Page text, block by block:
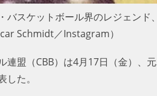
バスケットボール界のレジェン
Schmidt／Instagram）
連盟（CBB）は4月17日（金）、
表した。